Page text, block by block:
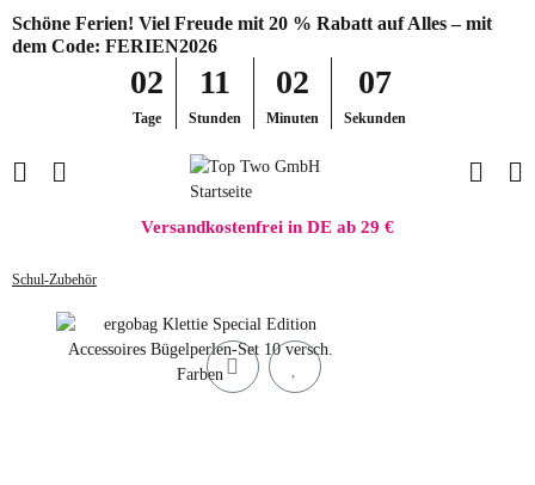
Schöne Ferien! Viel Freude mit 20 % Rabatt auf Alles – mit
dem Code: FERIEN2026
02
Tage
11
Stunden
02
Minuten
07
Sekunden
Versandkostenfrei in DE ab 29 €
Schul-Zubehör